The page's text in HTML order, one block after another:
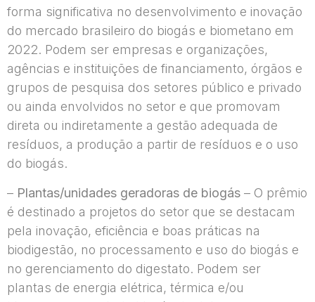
forma significativa no desenvolvimento e inovação
do mercado brasileiro do biogás e biometano em
2022. Podem ser empresas e organizações,
agências e instituições de financiamento, órgãos e
grupos de pesquisa dos setores público e privado
ou ainda envolvidos no setor e que promovam
direta ou indiretamente a gestão adequada de
resíduos, a produção a partir de resíduos e o uso
do biogás.
– Plantas/unidades geradoras de biogás – O prêmio
é destinado a projetos do setor que se destacam
pela inovação, eficiência e boas práticas na
biodigestão, no processamento e uso do biogás e
no gerenciamento do digestato. Podem ser
plantas de energia elétrica, térmica e/ou